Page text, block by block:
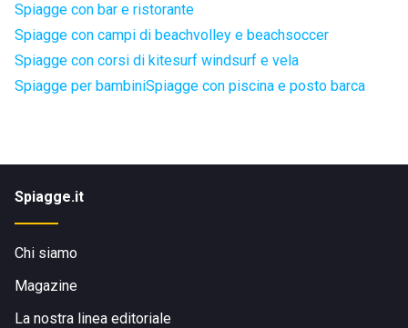
Spiagge con bar e ristorante
Spiagge con campi di beachvolley e beachsoccer
Spiagge con corsi di kitesurf windsurf e vela
Spiagge per bambiniSpiagge con piscina e posto barca
Spiagge.it
Chi siamo
Magazine
La nostra linea editoriale